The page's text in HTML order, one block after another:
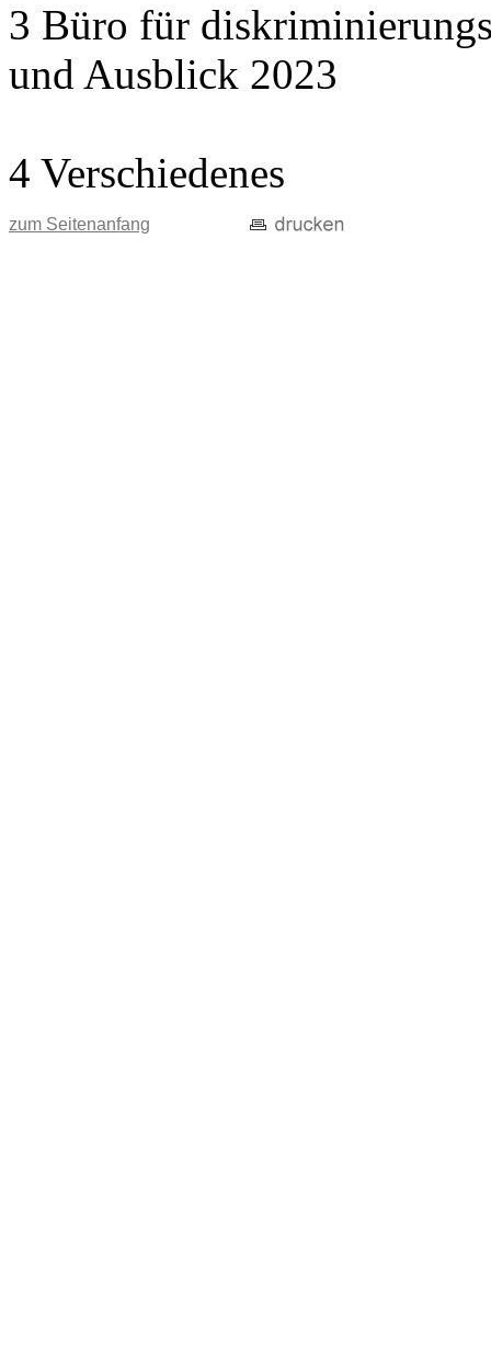
3 Büro für
und Ausblick 2023
4 Verschiedenes
zum Seitenanfang